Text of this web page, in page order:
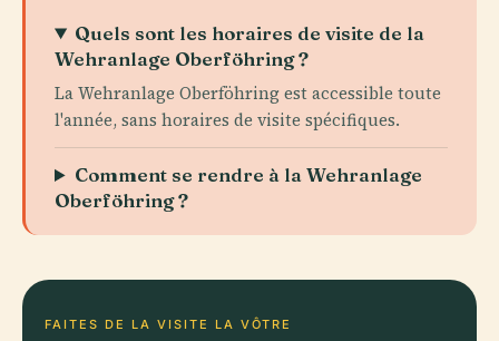
Quels sont les horaires de visite de la
Wehranlage Oberföhring ?
La Wehranlage Oberföhring est accessible toute
l'année, sans horaires de visite spécifiques.
Comment se rendre à la Wehranlage
Oberföhring ?
FAITES DE LA VISITE LA VÔTRE